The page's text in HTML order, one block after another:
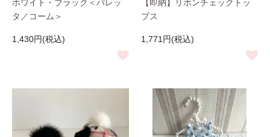
ホワイト・ブラック＜バレッ
タ／コーム＞
1,430円(税込)
【即納】リボンチェックトッ
プス
1,771円(税込)